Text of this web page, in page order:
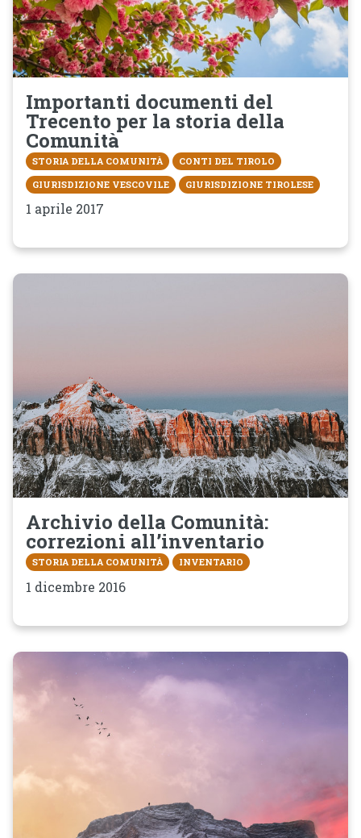
Importanti documenti del
Trecento per la storia della
Comunità
STORIA DELLA COMUNITÀ
CONTI DEL TIROLO
GIURISDIZIONE VESCOVILE
GIURISDIZIONE TIROLESE
1 aprile 2017
Archivio della Comunità:
correzioni all’inventario
STORIA DELLA COMUNITÀ INVENTARIO
1 dicembre 2016